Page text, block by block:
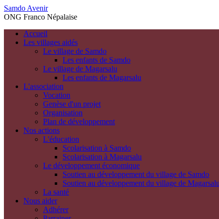
Samdo Avenir
ONG Franco Népalaise
Accueil
Les villages aidés
Le village de Samdo
Les enfants de Samdo
Le village de Magarsalu
Les enfants de Magarsalu
L'association
Vocation
Genèse d'un projet
Organisation
Plan de développement
Nos actions
L'éducation
Scolarisation à Samdo
Scolarisation à Magarsalu
Le développement économique
Soutien au développement du village de Samdo
Soutien au développement du village de
La santé
Nous aider
Adhérer